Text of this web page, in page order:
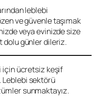
leblebi
ve güvenle taşımak
veya evinizde size
dolu günler dileriz.
için ücretsiz keşif
Leblebi sektörü
sunmaktayız.